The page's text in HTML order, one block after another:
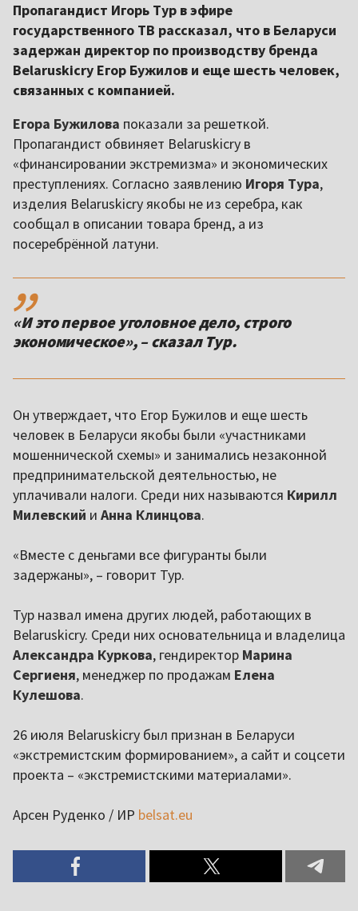
Пропагандист Игорь Тур в эфире
государственного ТВ рассказал, что в Беларуси
задержан директор по производству бренда
Belaruskicry Егор Бужилов и еще шесть человек,
связанных с компанией.
Егора Бужилова показали за решеткой.
Пропагандист обвиняет Belaruskicry в
«финансировании экстремизма» и экономических
преступлениях. Согласно заявлению Игоря Тура,
изделия Belaruskicry якобы не из серебра, как
сообщал в описании товара бренд, а из
посеребрённой латуни.
,,
«И это первое уголовное дело, строго
экономическое», – сказал Тур.
Он утверждает, что Егор Бужилов и еще шесть
человек в Беларуси якобы были «участниками
мошеннической схемы» и занимались незаконной
предпринимательской деятельностью, не
уплачивали налоги. Среди них называются Кирилл
Милевский и Анна Клинцова.
«Вместе с деньгами все фигуранты были
задержаны», – говорит Тур.
Тур назвал имена других людей, работающих в
Belaruskicry. Среди них основательница и владелица
Александра Куркова, гендиректор Марина
Сергиеня, менеджер по продажам Елена
Кулешова.
26 июля Belaruskicry был признан в Беларуси
«экстремистским формированием», а сайт и соцсети
проекта – «экстремистскими материалами».
Арсен Руденко / ИР belsat.eu